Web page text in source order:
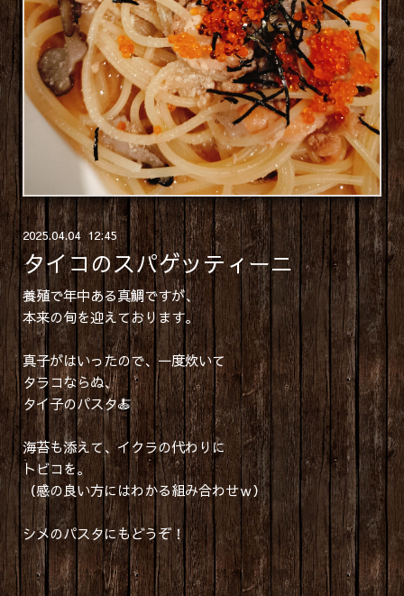
2025.04.04 12:45
タイコのスパゲッティーニ
養殖で年中ある真鯛ですが、
本来の旬を迎えております。
真子がはいったので、一度炊いて
タラコならぬ、
タイ子のパスタ🍝
海苔も添えて、イクラの代わりに
トビコを。
（感の良い方にはわかる組み合わせｗ）
シメのパスタにもどうぞ！